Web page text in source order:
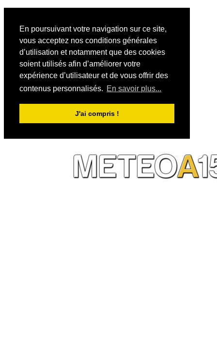
En poursuivant votre navigation sur ce site,
vous acceptez nos conditions générales
d’utilisation et notamment que des cookies
soient utilisés afin d’améliorer votre
expérience d’utilisateur et de vous offrir des
contenus personnalisés. En savoir plus...
J'ai compris !